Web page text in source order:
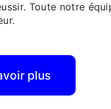
Toute notre
plus